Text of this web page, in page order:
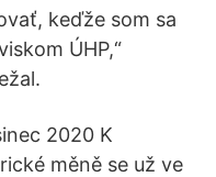
keďže som sa
ÚHP,“
2020 K
měně se už ve